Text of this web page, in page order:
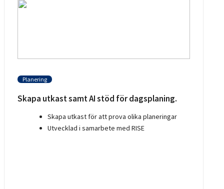
Planering
Skapa utkast samt AI stöd för dagsplaning.
Skapa utkast för att prova olika planeringar
Utvecklad i samarbete med RISE